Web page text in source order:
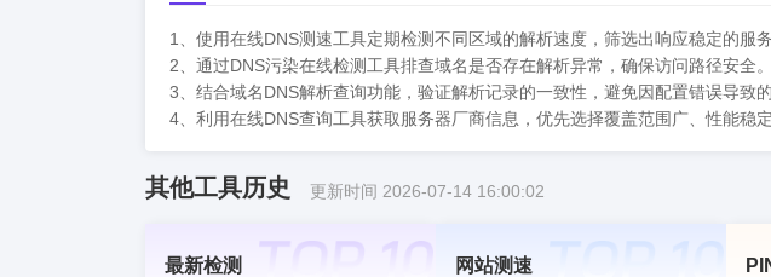
1、使用在线DNS测速工具定期检测不同区域的解析速度，筛选出响应稳定的服务
2、通过DNS污染在线检测工具排查域名是否存在解析异常，确保访问路径安全。
3、结合域名DNS解析查询功能，验证解析记录的一致性，避免因配置错误导致的
4、利用在线DNS查询工具获取服务器厂商信息，优先选择覆盖范围广、性能稳定
其他工具历史 更新时间 2026-07-14 16:00:02
最新检测 网站测速